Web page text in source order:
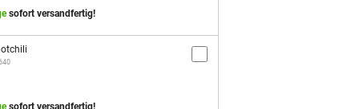
sofort versandfertig!